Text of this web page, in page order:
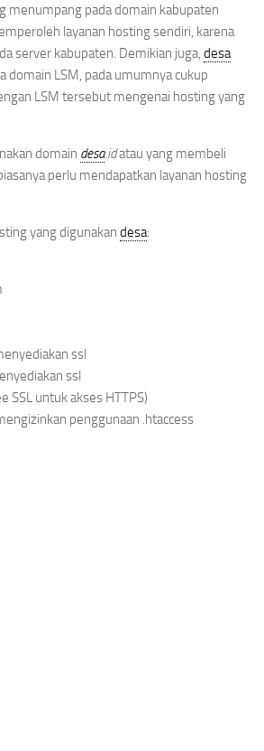
menumpang pada domain kabupaten
layanan hosting sendiri, karena
server kabupaten. Demikian juga, desa
domain LSM, pada umumnya cukup
LSM tersebut mengenai hosting yang
domain desa.idatau yang membeli
perlu mendapatkan layanan hosting
yang digunakan desa:
ssl
ssl
SSL untuk akses HTTPS)
penggunaan .htaccess